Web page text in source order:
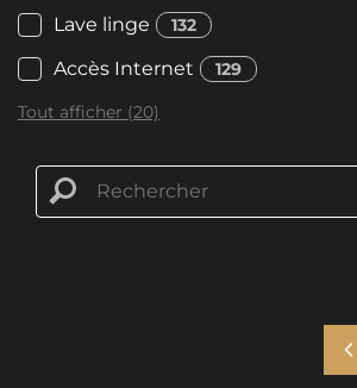
Lave linge 132
Accès Internet
129
Tout afficher (20)